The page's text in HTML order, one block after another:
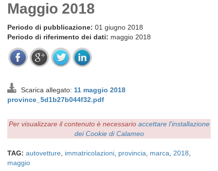
Maggio 2018
Periodo di pubblicazione: 01 giugno 2018
Periodo di riferimento dei dati: maggio 2018
Scarica allegato: 11 maggio 2018
province_5d1b27b044f32.pdf
Per visualizzare il contenuto è necessario accettare l'installazione
dei Cookie di Calameo
TAG: autovetture immatricolazioni provincia marca 2018
maggio